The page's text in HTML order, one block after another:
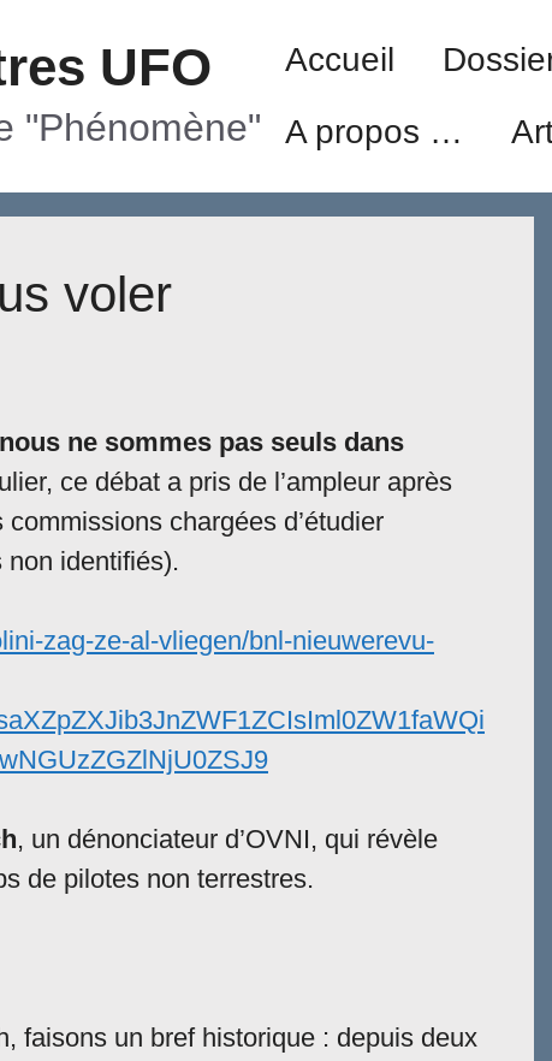
UFO
"Phénomène"
Accueil
A propos …
voler
ne sommes pas seuls dans
ce débat a pris de l’ampleur après
chargées d’étudier
identifiés).
zag-ze-al-vliegen/bnl-nieuwerevu-
, un dénonciateur d’OVNI, qui révèle
de pilotes non terrestres.
faisons un bref historique : depuis deux